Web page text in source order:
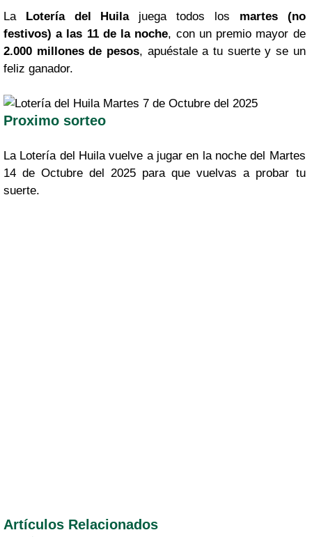
La Lotería del Huilajuega todos los martes (no
festivos) a las 11 de la noche, con un premio mayor de
2.000 millones de pesos, apuéstale a tu suerte y se un
feliz ganador.
Proximo sorteo
La Lotería del Huila vuelve a jugar en la noche del Martes
14 de Octubre del 2025 para que vuelvas a probar tu
suerte.
Artículos Relacionados